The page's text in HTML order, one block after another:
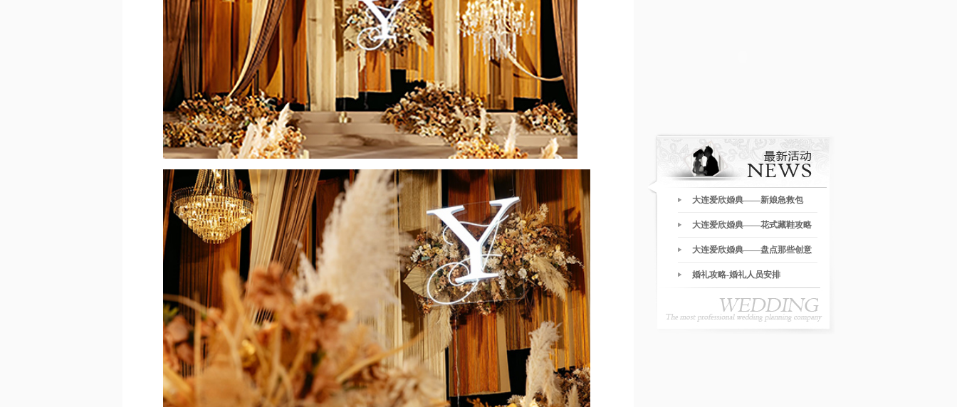
大连爱欣婚典——新娘急救包
大连爱欣婚典——花式藏鞋攻略
大连爱欣婚典——盘点那些创意
的婚礼环节
婚礼攻略-婚礼人员安排